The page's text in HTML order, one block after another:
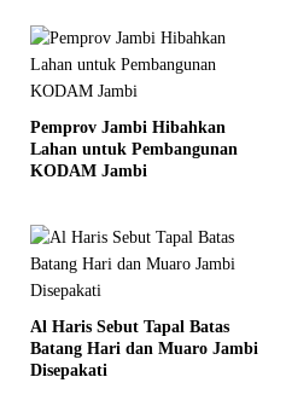
Pemprov Jambi Hibahkan
Lahan untuk Pembangunan
KODAM Jambi
Al Haris Sebut Tapal Batas
Batang Hari dan Muaro Jambi
Disepakati